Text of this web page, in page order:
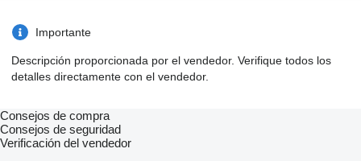
Importante
Descripción proporcionada por el vendedor. Verifique todos los
detalles directamente con el vendedor.
Consejos de compra
Consejos de seguridad
Verificación del vendedor